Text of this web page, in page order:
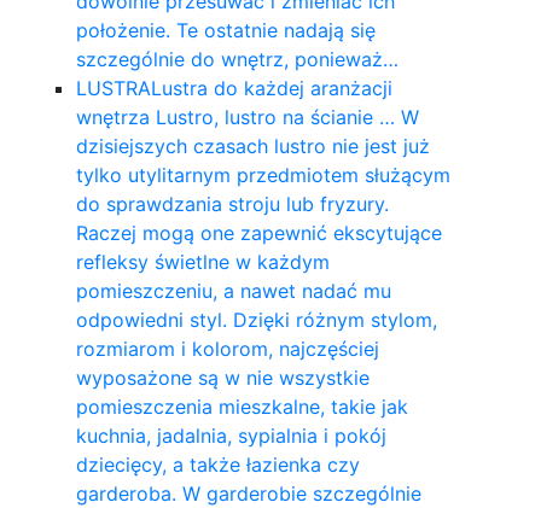
położenie. Te ostatnie nadają się
szczególnie do wnętrz, ponieważ…
LUSTRALustra do każdej aranżacji
wnętrza Lustro, lustro na ścianie … W
dzisiejszych czasach lustro nie jest już
tylko utylitarnym przedmiotem służącym
do sprawdzania stroju lub fryzury.
Raczej mogą one zapewnić ekscytujące
refleksy świetlne w każdym
pomieszczeniu, a nawet nadać mu
odpowiedni styl. Dzięki różnym stylom,
rozmiarom i kolorom, najczęściej
wyposażone są w nie wszystkie
pomieszczenia mieszkalne, takie jak
kuchnia, jadalnia, sypialnia i pokój
dziecięcy, a także łazienka czy
garderoba. W garderobie szczególnie